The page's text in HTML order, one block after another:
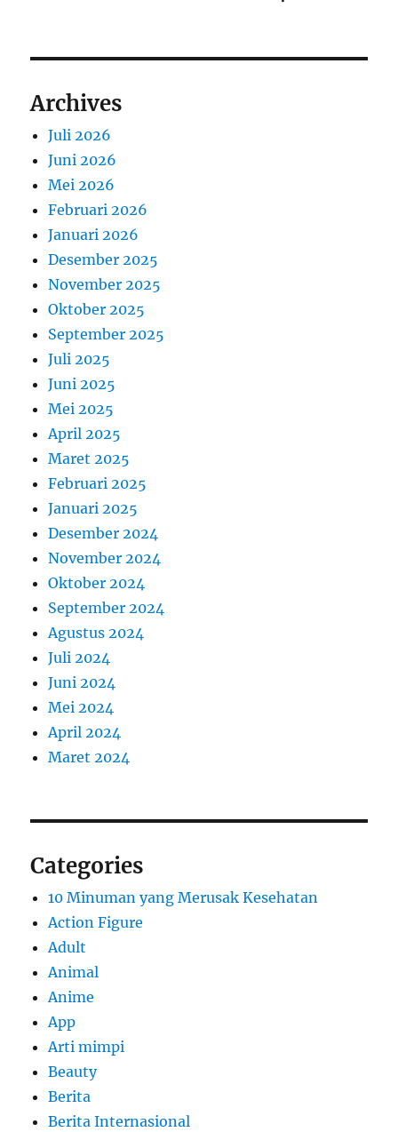
Archives
Juli 2026
Juni 2026
Mei 2026
Februari 2026
Januari 2026
Desember 2025
November 2025
Oktober 2025
September 2025
Juli 2025
Juni 2025
Mei 2025
April 2025
Maret 2025
Februari 2025
Januari 2025
Desember 2024
November 2024
Oktober 2024
September 2024
Agustus 2024
Juli 2024
Juni 2024
Mei 2024
April 2024
Maret 2024
Categories
10 Minuman yang Merusak Kesehatan
Action Figure
Adult
Animal
Anime
App
Arti mimpi
Beauty
Berita
Berita Internasional